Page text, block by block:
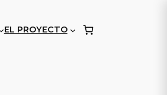
EL PROYECTO